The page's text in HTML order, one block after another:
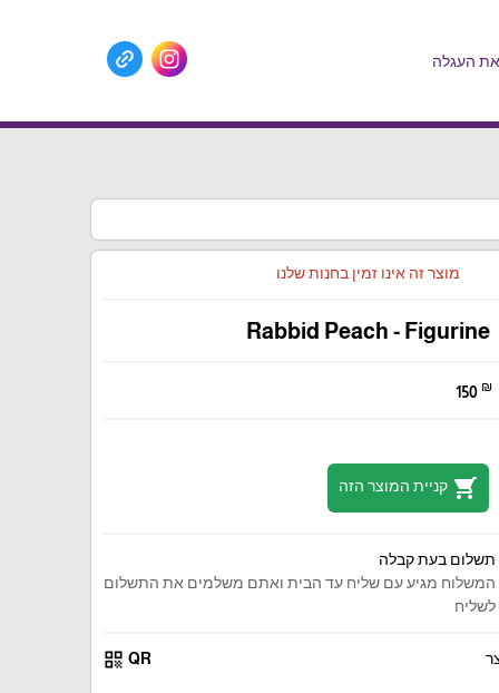
את העגלה
מוצר זה אינו זמין בחנות שלנו
Rabbid Peach - Figurine
150 ₪
shopping_cart קניית המוצר הזה
תשלום בעת קבלה
המשלוח מגיע עם שליח עד הבית ואתם משלמים את התשלום
לשליח
QR
qr_code